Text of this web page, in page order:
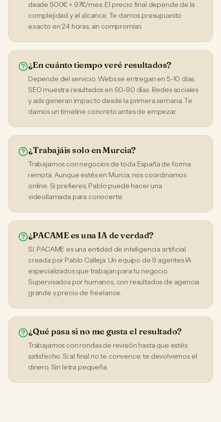
desde 500€ + 97€/mes. El precio final depende de la
complejidad y el alcance. Te damos presupuesto
exacto en 24 horas, sin compromiso.
¿En cuánto tiempo veré resultados?
Depende del servicio. Webs se entregan en 5-10 días.
SEO muestra resultados en 60-90 días. Redes sociales
y ads generan impacto desde la primera semana. Te
damos un timeline concreto antes de empezar.
¿Trabajáis solo en Murcia?
Trabajamos con negocios de toda España de forma
remota. Aunque estés en Murcia, nos coordinamos
online. Si prefieres, Pablo puede hacer una
videollamada para conocerte.
¿PACAME es una IA de verdad?
Sí. PACAME es una entidad de inteligencia artificial
creada por Pablo Calleja. Un equipo de 9 agentes IA
especializados que trabajan para tu negocio.
Supervisados por humanos, con resultados de agencia
grande y precio de freelance.
¿Qué pasa si no me gusta el resultado?
Trabajamos con rondas de revisión hasta que estés
satisfecho. Si al final no te convence, te devolvemos el
dinero. Sin letra pequeña.